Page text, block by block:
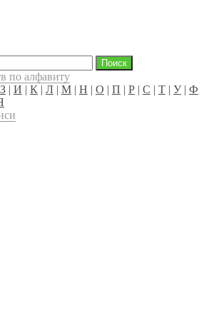
по алфавиту
З| И | К | Л| М| Н | О | П | Р| С | Т| У| Ф